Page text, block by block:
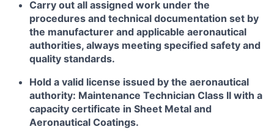
Carry out all assigned work under the
procedures and technical documentation set by
the manufacturer and applicable aeronautical
authorities, always meeting specified safety and
quality standards.
Hold a valid license issued by the aeronautical
authority: Maintenance Technician Class II with a
capacity certificate in Sheet Metal and
Aeronautical Coatings.